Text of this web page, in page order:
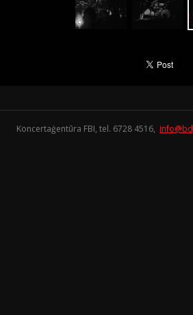
Koncertaģentūra FBI, tel. 6728 4516,